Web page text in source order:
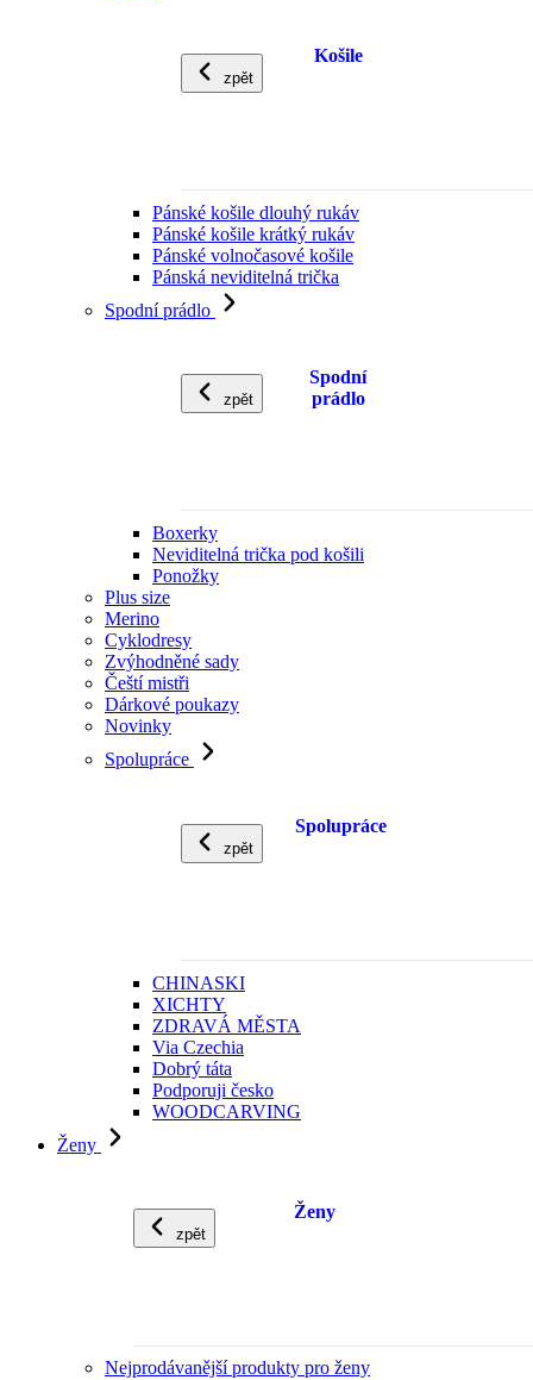
zpět
Košile
Pánské košile dlouhý rukáv
Pánské košile krátký rukáv
Pánské volnočasové košile
Pánská neviditelná trička
Spodní prádlo
zpět
Spodní
prádlo
Boxerky
Neviditelná trička pod košili
Ponožky
Plus size
Merino
Cyklodresy
Zvýhodněné sady
Čeští mistři
Dárkové poukazy
Novinky
Spolupráce
zpět
Spolupráce
CHINASKI
XICHTY
ZDRAVÁ MĚSTA
Via Czechia
Dobrý táta
Podporuji česko
WOODCARVING
Ženy
zpět
Ženy
Nejprodávanější produkty pro ženy